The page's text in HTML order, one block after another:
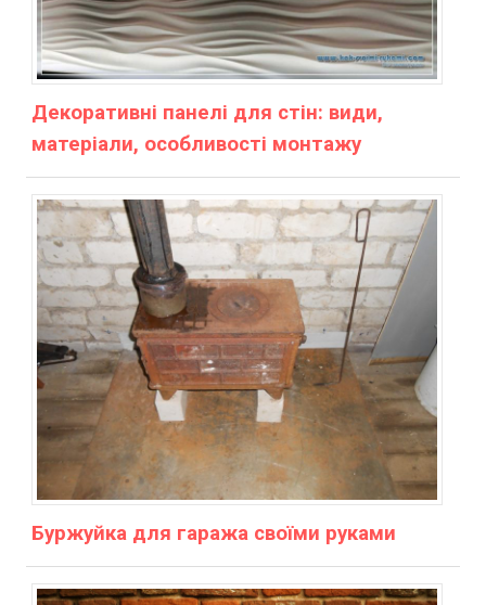
Декоративні панелі для стін: види,
матеріали, особливості монтажу
Буржуйка для гаража своїми руками